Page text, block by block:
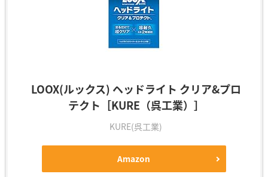
LOOX(ルックス) ヘッドライト クリア&プロ
テクト［KURE（呉工業）］
KURE(呉工業)
Amazon